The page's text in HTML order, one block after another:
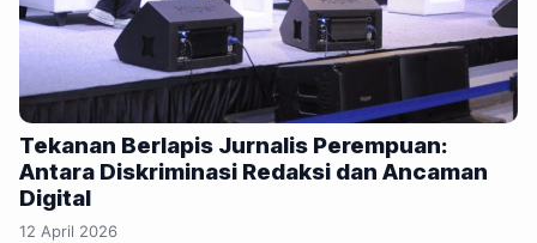
Tekanan Berlapis Jurnalis Perempuan:
Antara Diskriminasi Redaksi dan Ancaman
Digital
12 April 2026